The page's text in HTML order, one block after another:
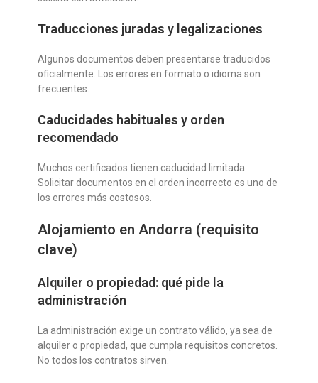
Traducciones juradas y legalizaciones
Algunos documentos deben presentarse traducidos
oficialmente. Los errores en formato o idioma son
frecuentes.
Caducidades habituales y orden
recomendado
Muchos certificados tienen caducidad limitada.
Solicitar documentos en el orden incorrecto es uno de
los errores más costosos.
Alojamiento en Andorra (requisito
clave)
Alquiler o propiedad: qué pide la
administración
La administración exige un contrato válido, ya sea de
alquiler o propiedad, que cumpla requisitos concretos.
No todos los contratos sirven.